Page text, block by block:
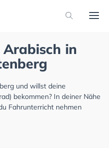
Arabisch in
und willst deine
bekommen? In deiner Nähe
Fahrunterricht nehmen